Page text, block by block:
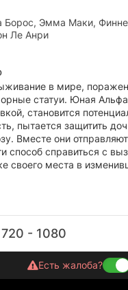
Борос, Эмма Маки,
Ле Анри
в мире,
статуи. Юная
становится
пытается защитить
Вместе они
способ справиться с
своего места в
- 1080
Есть жалоба?